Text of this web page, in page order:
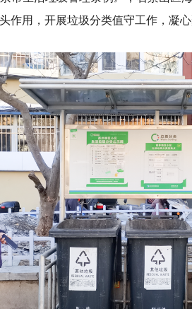
作用，开展垃圾分类值守工作，凝